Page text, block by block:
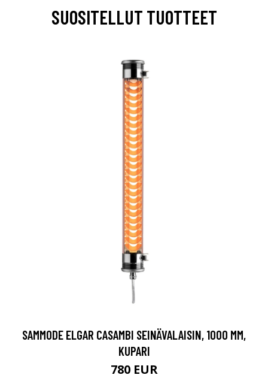
SUOSITELLUT TUOTTEET
SAMMODE ELGAR CASAMBI SEINÄVALAISIN, 1000 MM,
KUPARI
780 EUR